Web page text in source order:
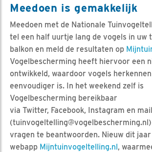
Meedoen is gemakkelijk
Meedoen met de Nationale
tel een half uurtje lang de vogels in uw
balkon en meld de resultaten op
Vogelbescherming heeft hiervoor een
ontwikkeld, waardoor vogels
eenvoudiger is. In het weekend zelf is
Vogelbescherming bereikbaar
via Twitter, Facebook, Instagram en mail
vragen te beantwoorden. Nieuw dit jaar
webapp Mijntuinvogeltelling.nl,